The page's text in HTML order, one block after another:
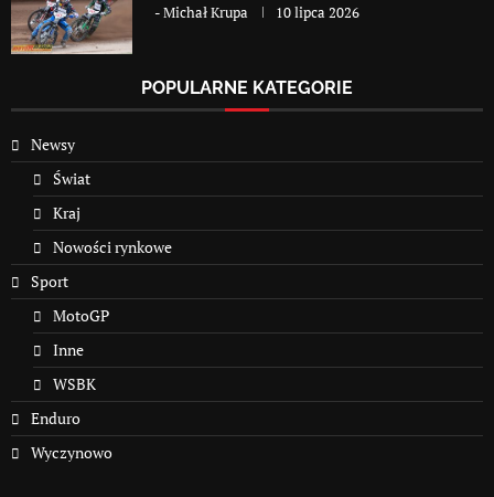
-Michał Krupa 10 lipca 2026
POPULARNE KATEGORIE
Newsy
Świat
Kraj
Nowości rynkowe
Sport
MotoGP
Inne
WSBK
Enduro
Wyczynowo